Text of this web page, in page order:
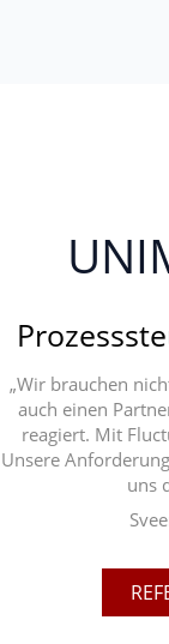
„Wir brauchen
auch einen
reagiert. Mit
Unsere
uns